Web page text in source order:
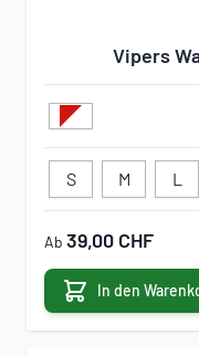
Vipers
S M L
Ab 39,00 CHF
In den